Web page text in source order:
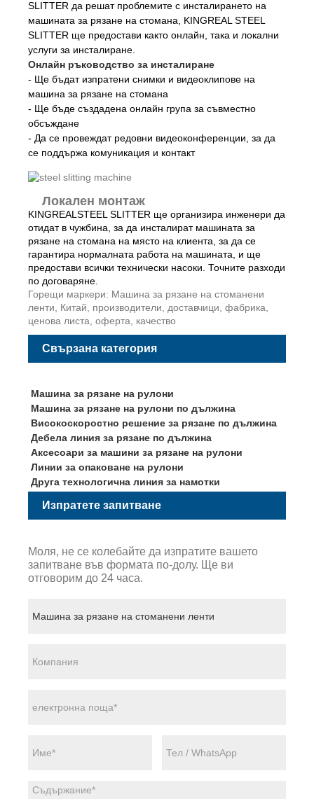
SLITTER да решат проблемите с инсталирането на
машината за рязане на стомана, KINGREAL STEEL
SLITTER ще предостави както онлайн, така и локални
услуги за инсталиране.
Онлайн ръководство за инсталиране
- Ще бъдат изпратени снимки и видеоклипове на
машина за рязане на стомана
- Ще бъде създадена онлайн група за съвместно
обсъждане
- Да се ​​провеждат редовни видеоконференции, за да
се поддържа комуникация и контакт
Локален монтаж
KINGREALSTEEL SLITTER ще организира инженери да
отидат в чужбина, за да инсталират машината за
рязане на стомана на място на клиента, за да се
гарантира нормалната работа на машината, и ще
предостави всички технически насоки. Точните разходи
по договаряне.
Горещи маркери: Машина за рязане на стоманени
ленти, Китай, производители, доставчици, фабрика,
ценова листа, оферта, качество
Свързана категория
Машина за рязане на рулони
Машина за рязане на рулони по дължина
Високоскоростно решение за рязане по дължина
Дебела линия за рязане по дължина
Аксесоари за машини за рязане на рулони
Линии за опаковане на рулони
Друга технологична линия за намотки
Изпратете запитване
Моля, не се колебайте да изпратите вашето
запитване във формата по-долу. Ще ви
отговорим до 24 часа.